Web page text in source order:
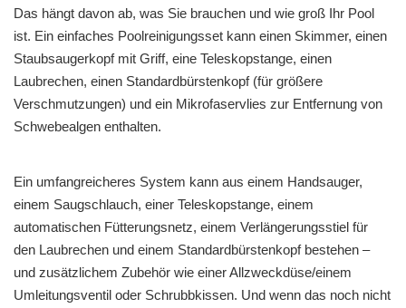
Das hängt davon ab, was Sie brauchen und wie groß Ihr Pool
ist. Ein einfaches Poolreinigungsset kann einen Skimmer, einen
Staubsaugerkopf mit Griff, eine Teleskopstange, einen
Laubrechen, einen Standardbürstenkopf (für größere
Verschmutzungen) und ein Mikrofaservlies zur Entfernung von
Schwebealgen enthalten.
Ein umfangreicheres System kann aus einem Handsauger,
einem Saugschlauch, einer Teleskopstange, einem
automatischen Fütterungsnetz, einem Verlängerungsstiel für
den Laubrechen und einem Standardbürstenkopf bestehen –
und zusätzlichem Zubehör wie einer Allzweckdüse/einem
Umleitungsventil oder Schrubbkissen. Und wenn das noch nicht